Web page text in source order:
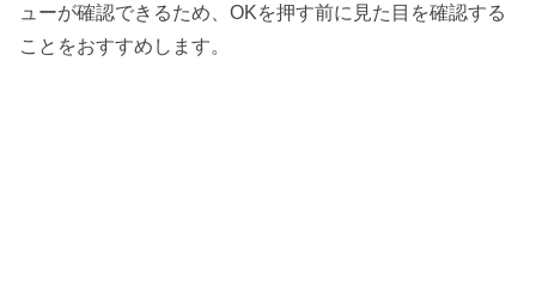
ューが確認できるため、OKを押す前に見た目を確認する
ことをおすすめします。